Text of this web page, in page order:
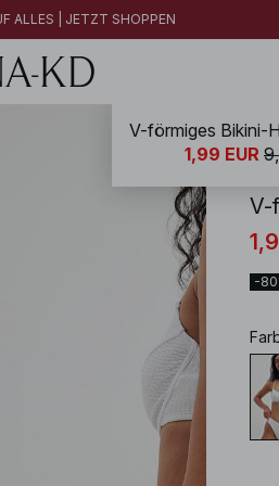
ALLES | JETZT SHOPPEN
NA-
V-
-
V-förmiges Bikini-
1,99 EUR